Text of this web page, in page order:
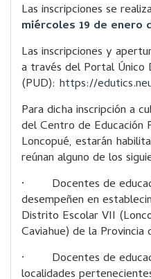
Las inscripciones se
miércoles 19 de enero
Las inscripciones y
a través del Portal Único
(PUD): https://
Para dicha inscripción a
del Centro de Educación
Loncopué, estarán
reúnan alguno de los
· Docentes de
desempeñen en
Distrito Escolar VII
Caviahue) de la Provincia
· Docentes de
localidades